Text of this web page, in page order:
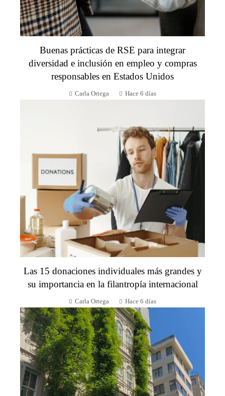
Buenas prácticas de RSE para integrar
diversidad e inclusión en empleo y compras
responsables en Estados Unidos
Carla Ortega Hace 6 días
Las 15 donaciones individuales más grandes y
su importancia en la filantropía internacional
Carla Ortega Hace 6 días